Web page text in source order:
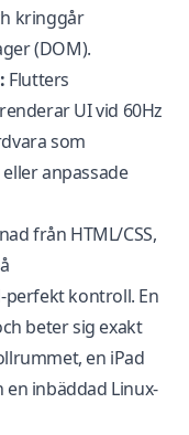
kringgår
(DOM).
Flutters
UI vid 60Hz
som
anpassade
från HTML/CSS,
perfekt kontroll. En
beter sig exakt
en iPad
inbäddad Linux-